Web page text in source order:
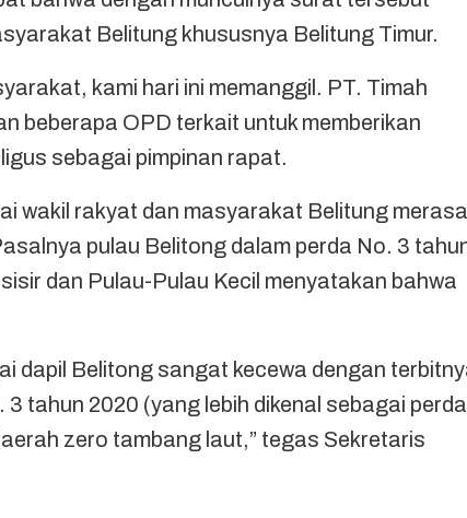
Belitung khususnya Belitung Timur.
kami hari ini memanggil. PT. Timah
beberapa OPD terkait untuk memberikan
sebagai pimpinan rapat.
wakil rakyat dan masyarakat Belitung merasa
pulau Belitong dalam perda No. 3
dan Pulau-Pulau Kecil menyatakan bahwa
dapil Belitong sangat kecewa dengan
tahun 2020 (yang lebih dikenal sebagai perda
zero tambang laut,” tegas Sekretaris